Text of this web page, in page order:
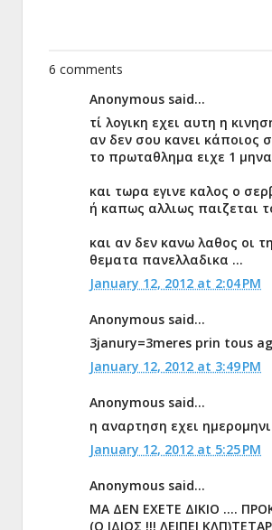
6 comments
Anonymous said...
τί λογικη εχει αυτη η
αν δεν σου κανει κάποιος
το πρωταθλημα ειχε 1
και τωρα εγινε καλος ο
ή καπως αλλιως παιζεται
και αν δεν κανω λαθος οι
θεματα πανελλαδικα ...
January 12, 2012 at 2:04 PM
Anonymous said...
3janury=3meres prin tous
January 12, 2012 at 3:49 PM
Anonymous said...
η αναρτηση εχει
January 12, 2012 at 5:25 PM
Anonymous said...
ΜΑ ΔΕΝ ΕΧΕΤΕ ΔΙΚΙΟ ....
(Ο ΙΔΙΟΣ !!! ΛΕΙΠΕΙ